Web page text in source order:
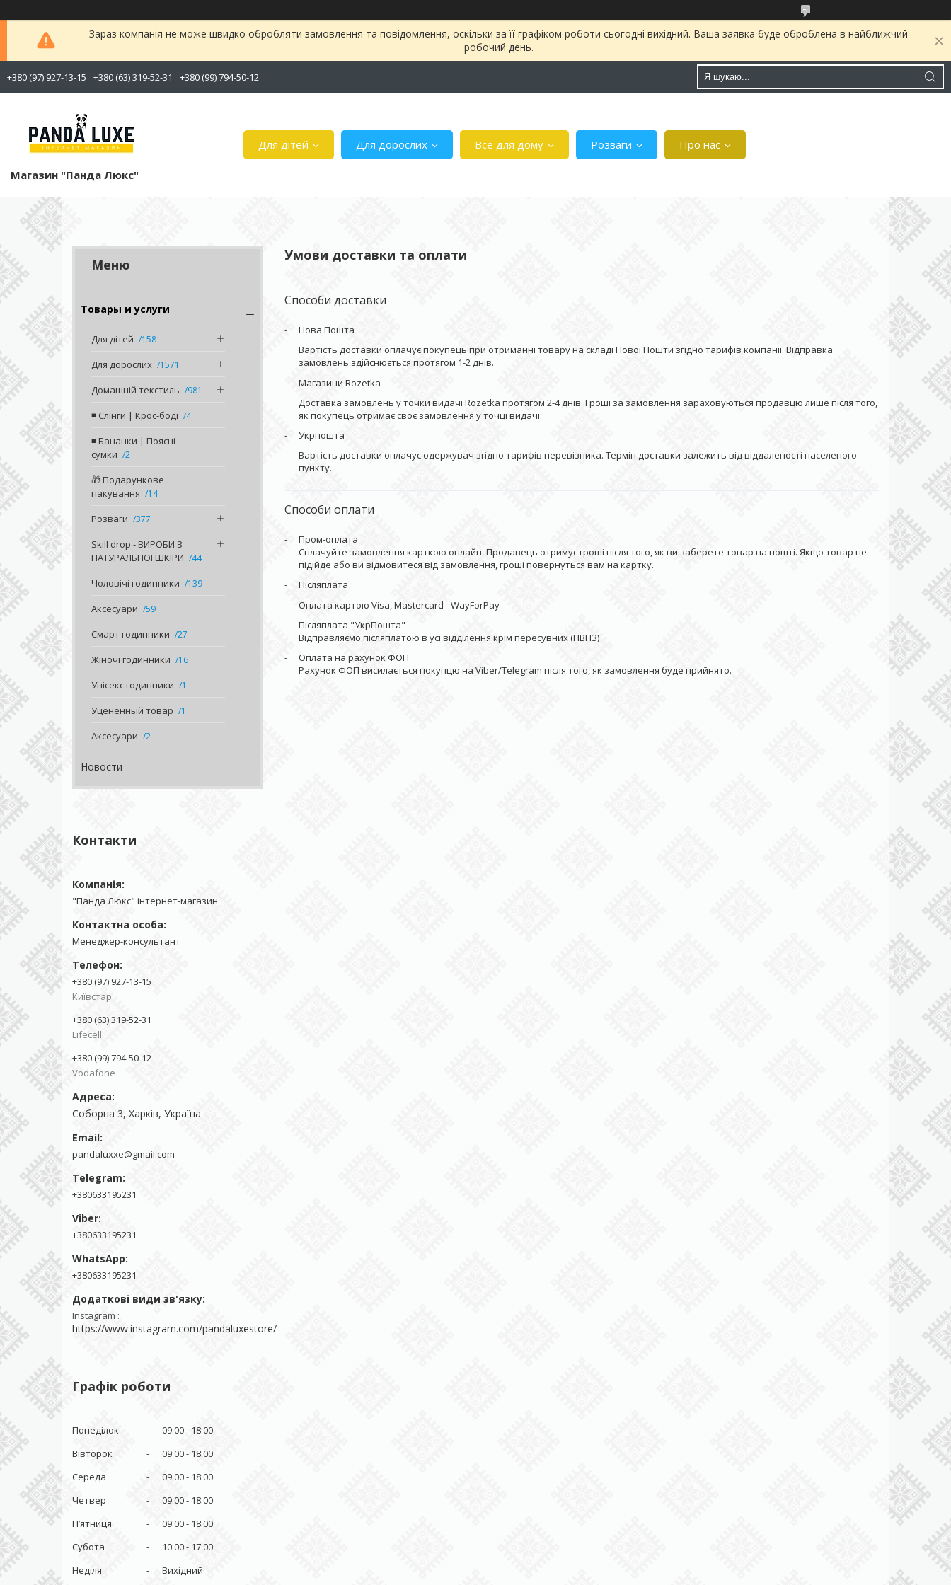
Зараз компанія не може швидко обробляти замовлення та повідомлення, оскільки за її графіком роботи сьогодні вихідний. Ваша заявка буде оброблена в найближчий
робочий день.
+380 (97) 927-13-15 +380 (63) 319-52-31 +380 (99) 794-50-12
Магазин "Панда Люкс"
Для дітей Для дорослих Все для дому Розваги Про нас
Товары и услуги
Для дітей 158
Для дорослих 1571
Домашній текстиль 981
◾️ Слінги | Крос-боді 4
◾️ Бананки | Поясні
сумки
2
🎁 Подарункове
пакування
14
Розваги 377
Skill drop - ВИРОБИ З
НАТУРАЛЬНОЇ ШКІРИ
44
Чоловічі годинники 139
Аксесуари 59
Смарт годинники 27
Жіночі годинники 16
Унісекс годинники 1
Уценённый товар 1
Аксесуари 2
Новости
Контакти
"Панда Люкс" інтернет-магазин
Менеджер-консультант
+380 (97) 927-13-15
Київстар
+380 (63) 319-52-31
Lifecell
+380 (99) 794-50-12
Vodafone
Соборна 3, Харків, Україна
pandaluxxe@gmail.com
+380633195231
+380633195231
+380633195231
Instagram
https://www.instagram.com/pandaluxestore/
Графік роботи
Понеділок 09:00
18:00
Вівторок
09:00
18:00
Середа
09:00
18:00
Четвер
09:00
18:00
Пʼятниця
09:00
18:00
Субота
10:00
17:00
Неділя
Вихідний
Умови доставки та оплати
Способи доставки
Нова Пошта
Вартість доставки оплачує покупець при отриманні товару на складі Нової Пошти згідно тарифів компанії. Відправка
замовлень здійснюється протягом 1-2 днів.
Магазини Rozetka
Доставка замовлень у точки видачі Rozetka протягом 2-4 днів. Гроші за замовлення зараховуються продавцю лише після того,
як покупець отримає своє замовлення у точці видачі.
Укрпошта
Вартість доставки оплачує одержувач згідно тарифів перевізника. Термін доставки залежить від віддаленості населеного
пункту.
Способи оплати
Пром-оплата
Сплачуйте замовлення карткою онлайн. Продавець отримує гроші після того, як ви заберете товар на пошті. Якщо товар не
підійде або ви відмовитеся від замовлення, гроші повернуться вам на картку.
Післяплата
Оплата картою Visa, Mastercard - WayForPay
Післяплата "УкрПошта"
Відправляємо післяплатою в усі відділення крім пересувних (ПВПЗ)
Оплата на рахунок ФОП
Рахунок ФОП висилається покупцю на Viber/Telegram після того, як замовлення буде прийнято.